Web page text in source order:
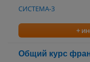
СИСТЕМА-3
+
Общий курс